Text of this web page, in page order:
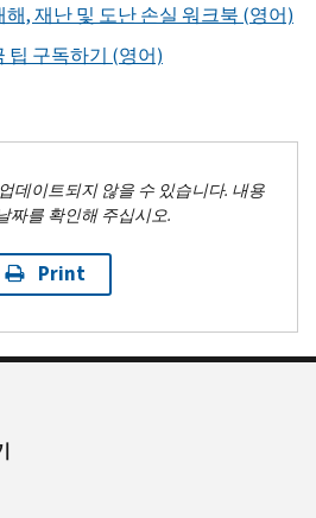
해, 재난 및 도난 손실 워크북 (영어)
팁 구독하기 (영어)
데이트되지 않을 수 있습니다. 내용
짜를 확인해 주십시오.
Print